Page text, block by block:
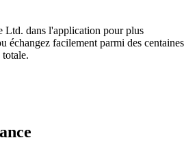
Ltd. dans l'application pour plus
échangez facilement parmi des centaines